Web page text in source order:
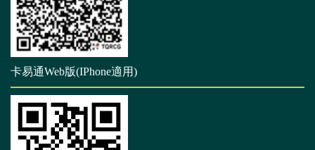
卡易通Web版(IPhone適用)